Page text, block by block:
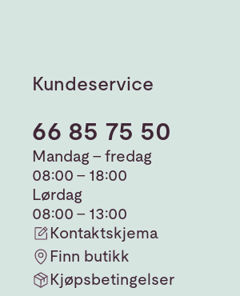
Kundeservice
66 85 75 50
Mandag - fredag
08:00 - 18:00
Lørdag
08:00 - 13:00
Kontaktskjema
Finn butikk
Kjøpsbetingelser